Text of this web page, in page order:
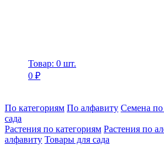
Товар: 0 шт.
0 ₽
По категориям По алфавиту Семена
сада
Растения по категориям Растения по
алфавиту Товары для сада